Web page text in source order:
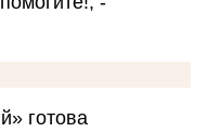
готова